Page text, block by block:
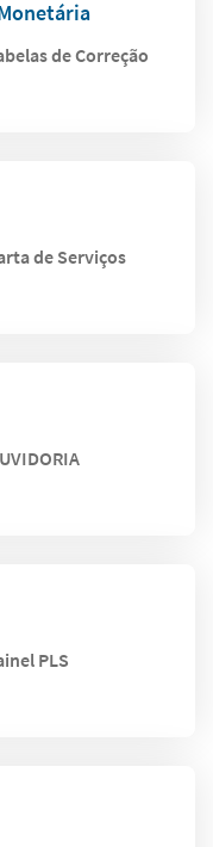
de Correção
de Serviços
PLS